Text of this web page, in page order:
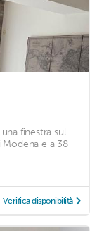
finestra sul
e a 38
Verifica disponibilità